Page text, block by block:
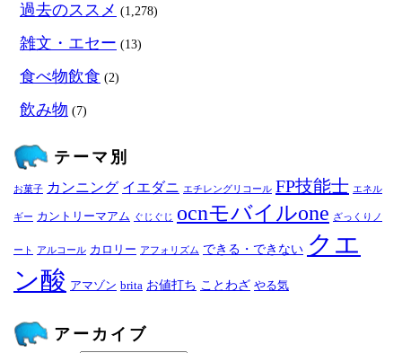
過去のススメ (1,278)
雑文・エセー (13)
食べ物飲食 (2)
飲み物 (7)
テーマ別
お菓子 カンニング イエダニ エチレングリコール FP技能士 エネル
ギー カントリーマアム ぐじぐじ ocnモバイルone ざっくりノ
ート アルコール カロリー アフォリズム できる・できない クエ
ン酸 アマゾン brita お値打ち ことわざ やる気
アーカイブ